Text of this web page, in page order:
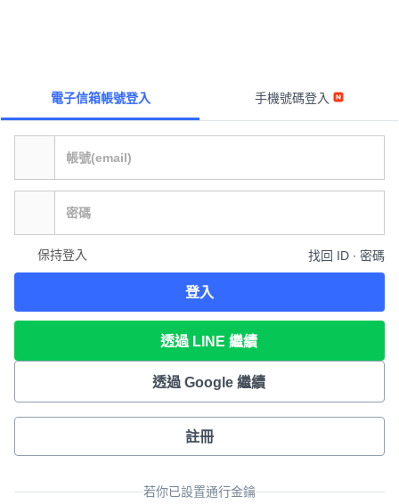
電子信箱帳號登入 手機號碼登入
保持登入 找回 ID ∙ 密碼
登入
透過 LINE 繼續
透過 Google 繼續
註冊
若你已設置通行金鑰